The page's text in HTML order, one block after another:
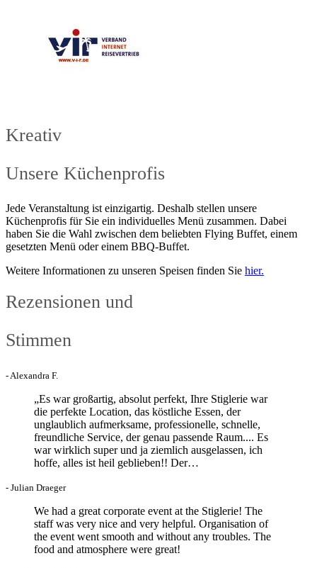
Kreativ
Unsere Küchenprofis
Jede Veranstaltung ist einzigartig. Deshalb stellen unsere
Küchenprofis für Sie ein individuelles Menü zusammen. Dabei
haben Sie die Wahl zwischen dem beliebten Flying Buffet, einem
gesetzten Menü oder einem BBQ-Buffet.
Weitere Informationen zu unseren Speisen finden Sie hier.
Rezensionen und
Stimmen
- Alexandra F.
„Es war großartig, absolut perfekt, Ihre Stiglerie war
die perfekte Location, das köstliche Essen, der
unglaublich aufmerksame, professionelle, schnelle,
freundliche Service, der genau passende Raum.... Es
war wirklich super und ja ziemlich ausgelassen, ich
hoffe, alles ist heil geblieben!! Der…
- Julian Draeger
We had a great corporate event at the Stiglerie! The
staff was very nice and very helpful. Organisation of
the event went smooth and without any troubles. The
food and atmosphere were great!